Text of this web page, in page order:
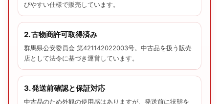
びやすい仕様で販売しています。
2. 古物商許可取得済み
群馬県公安委員会 第421142022003号。中古品を扱う販売
店として法令に基づき運営しています。
3. 発送前確認と保証対応
中古品のため外観の使用感はありますが、発送前に状態を